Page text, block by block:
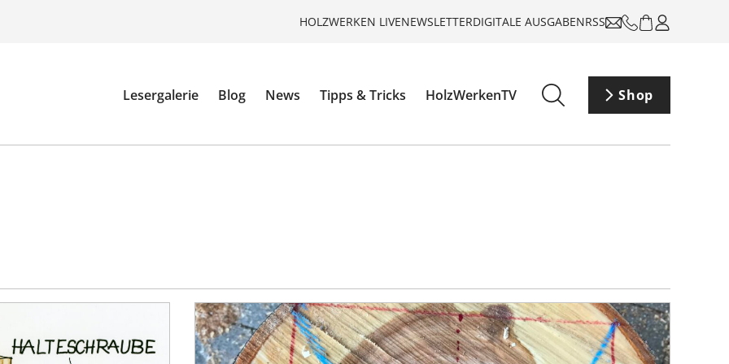
HOLZWERKEN LIVENEWSLETTERDIGITALE AUSGABENRSS
Lesergalerie Blog News Tipps & Tricks HolzWerkenTV Shop